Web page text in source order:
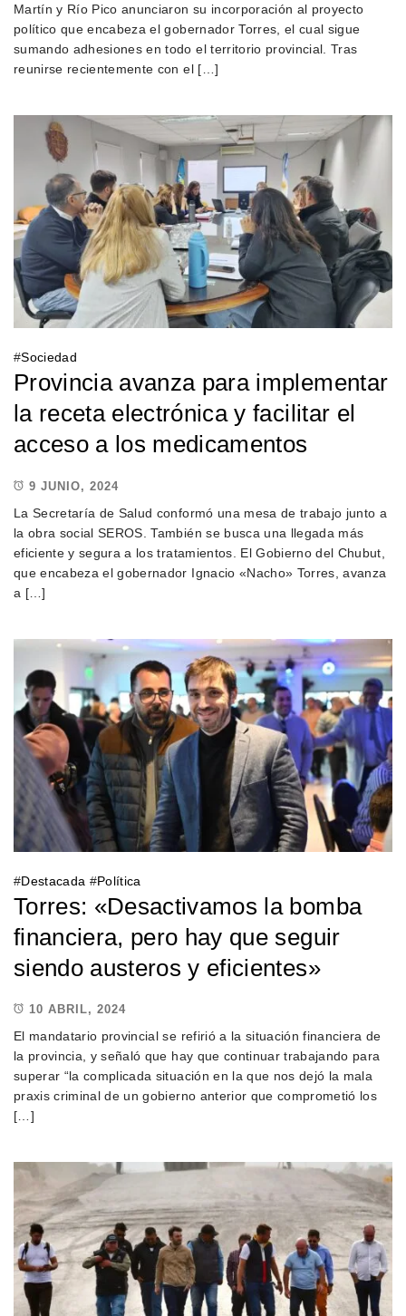
Martín y Río Pico anunciaron su incorporación al proyecto
político que encabeza el gobernador Torres, el cual sigue
sumando adhesiones en todo el territorio provincial. Tras
reunirse recientemente con el […]
#Sociedad
Provincia avanza para implementar
la receta electrónica y facilitar el
acceso a los medicamentos
9 JUNIO, 2024
La Secretaría de Salud conformó una mesa de trabajo junto a
la obra social SEROS. También se busca una llegada más
eficiente y segura a los tratamientos. El Gobierno del Chubut,
que encabeza el gobernador Ignacio «Nacho» Torres, avanza
a […]
#Destacada #Política
Torres: «Desactivamos la bomba
financiera, pero hay que seguir
siendo austeros y eficientes»
10 ABRIL, 2024
El mandatario provincial se refirió a la situación financiera de
la provincia, y señaló que hay que continuar trabajando para
superar “la complicada situación en la que nos dejó la mala
praxis criminal de un gobierno anterior que comprometió los
[…]